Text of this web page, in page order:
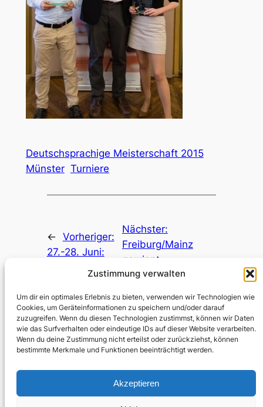
Zustimmung verwalten
Um dir ein optimales Erlebnis zu bieten, verwenden wir Technologien wie
Cookies, um Geräteinformationen zu speichern und/oder darauf
zuzugreifen. Wenn du diesen Technologien zustimmst, können wir Daten
wie das Surfverhalten oder eindeutige IDs auf dieser Website verarbeiten.
Wenn du deine Zustimmung nicht erteilst oder zurückziehst, können
bestimmte Merkmale und Funktionen beeinträchtigt werden.
Akzeptieren
Deutschsprachige Meisterschaft 2015
Münster Turniere
← Vorheriger:
27.-28. Juni:
Reedhoven-
Nächster:
Freiburg/Mainz
gewinnt
Reedhoven-Cup in